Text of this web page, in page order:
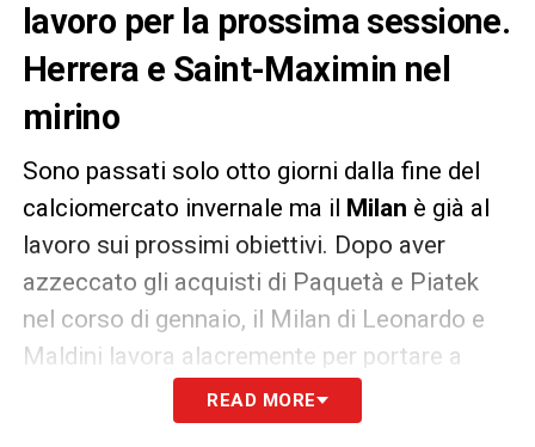
lavoro per la prossima sessione.
Herrera e Saint-Maximin nel
mirino
Sono passati solo otto giorni dalla fine del
calciomercato invernale ma il
Milan è già al
lavoro sui prossimi obiettivi. Dopo aver
azzeccato gli acquisti di Paquetà e Piatek
nel corso di gennaio, il Milan di Leonardo e
Maldini lavora alacremente per portare a
termine altre operazioni in vista di giugno.
Due sono le direttrici su cui verrà fatto il
READ MORE